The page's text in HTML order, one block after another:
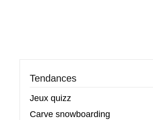
Tendances
Jeux quizz
Carve snowboarding